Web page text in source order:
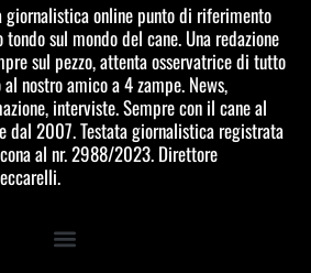
online punto di riferimento
sul mondo del cane. Una redazione
sul pezzo, attenta osservatrice di tutto
nostro amico a 4 zampe. News,
interviste. Sempre con il cane al
dal 2007. Testata giornalistica registrata
al nr. 2988/2023. Direttore